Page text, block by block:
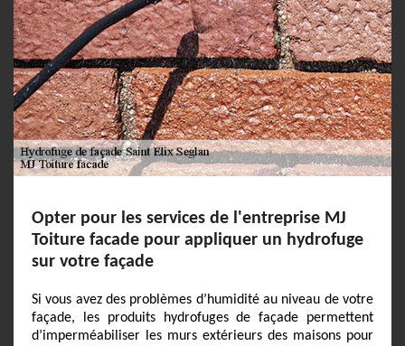
Opter pour les services de l'entreprise MJ
Toiture facade pour appliquer un hydrofuge
sur votre façade
Si vous avez des problèmes d’humidité au niveau de votre
façade, les produits hydrofuges de façade permettent
d’imperméabiliser les murs extérieurs des maisons pour